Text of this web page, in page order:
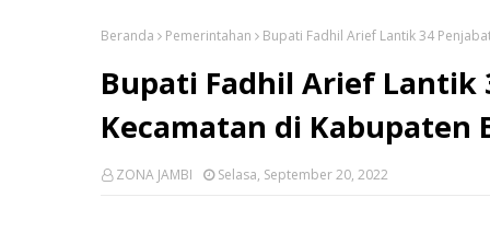
Beranda Pemerintahan Bupati Fadhil Arief Lantik 34
Bupati Fadhil Arief Lantik
Kecamatan di Kabupaten
ZONA JAMBI Selasa, September 20, 2022